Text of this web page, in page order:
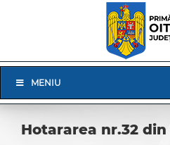
Navigation
MENIU
Hotararea nr.32 din